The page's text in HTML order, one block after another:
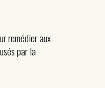
remédier aux
par la